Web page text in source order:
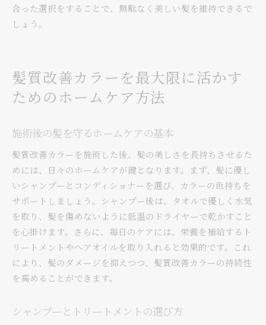
合った選択をすることで、無駄なく美しい髪を維持できるで
しょう。
髪質改善カラーを最大限に活かす
ためのホームケア方法
施術後の髪を守るホームケアの基本
髪質改善カラーを施術した後、髪の美しさを長持ちさせるた
めには、日々のホームケアが鍵となります。まず、髪に優し
いシャンプーとコンディショナーを選び、カラーの色持ちを
サポートしましょう。シャンプー後は、タオルで優しく水気
を取り、髪を傷めないように低温のドライヤーで乾かすこと
を心掛けます。さらに、毎日のケアには、栄養を補給するト
リートメントやヘアオイルを取り入れると効果的です。これ
により、髪のダメージを抑えつつ、髪質改善カラーの持続性
を高めることができます。
シャンプーとトリートメントの選び方